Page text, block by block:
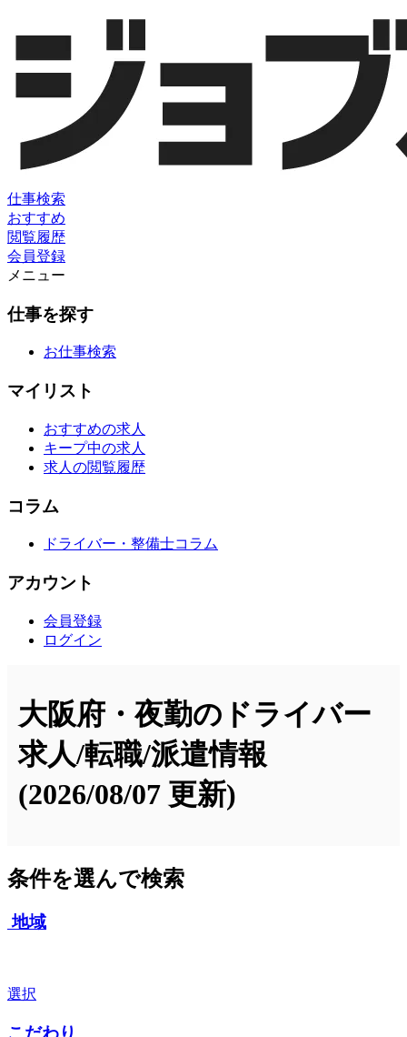
仕事検索
おすすめ
閲覧履歴
会員登録
メニュー
仕事を探す
お仕事検索
マイリスト
おすすめの求人
キープ中の求人
求人の閲覧履歴
コラム
ドライバー・整備士コラム
アカウント
会員登録
ログイン
大阪府・夜勤のドライバー
求人/転職/派遣情報
(2026/08/07 更新)
条件を選んで検索
地域
選択
こだわり